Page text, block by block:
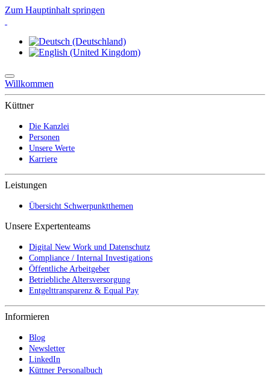
Zum Hauptinhalt springen
Willkommen
Küttner
Die Kanzlei
Personen
Unsere Werte
Karriere
Leistungen
Übersicht Schwerpunktthemen
Unsere Expertenteams
Digital New Work und Datenschutz
Compliance / Internal Investigations
Öffentliche Arbeitgeber
Betriebliche Altersversorgung
Entgelttransparenz & Equal Pay
Informieren
Blog
Newsletter
LinkedIn
Küttner Personalbuch